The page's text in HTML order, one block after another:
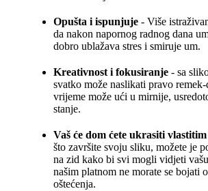
Opušta i ispunjuje - Više
da nakon napornog radnog dana
dobro ublažava stres i smiruje um.
Kreativnost i fokusiranje - sa
svatko može naslikati pravo
vrijeme može ući u mirnije,
stanje.
Vaš će dom ćete ukrasiti
što završite svoju sliku, možete je
na zid kako bi svi mogli vidjeti
našim platnom ne morate se bojati
oštećenja.